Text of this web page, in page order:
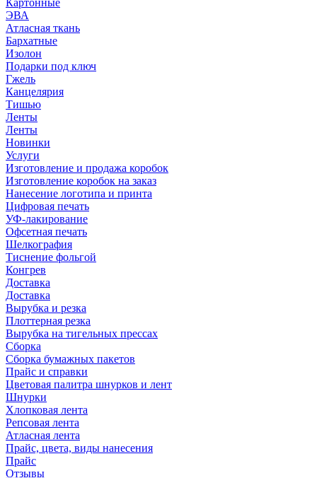
Картонные
ЭВА
Атласная ткань
Бархатные
Изолон
Подарки под ключ
Гжель
Канцелярия
Тишью
Ленты
Ленты
Новинки
Услуги
Изготовление и продажа коробок
Изготовление коробок на заказ
Нанесение логотипа и принта
Цифровая печать
УФ-лакирование
Офсетная печать
Шелкография
Тиснение фольгой
Конгрев
Доставка
Доставка
Вырубка и резка
Плоттерная резка
Вырубка на тигельных прессах
Сборка
Сборка бумажных пакетов
Прайс и справки
Цветовая палитра шнурков и лент
Шнурки
Хлопковая лента
Репсовая лента
Атласная лента
Прайс, цвета, виды нанесения
Прайс
Отзывы